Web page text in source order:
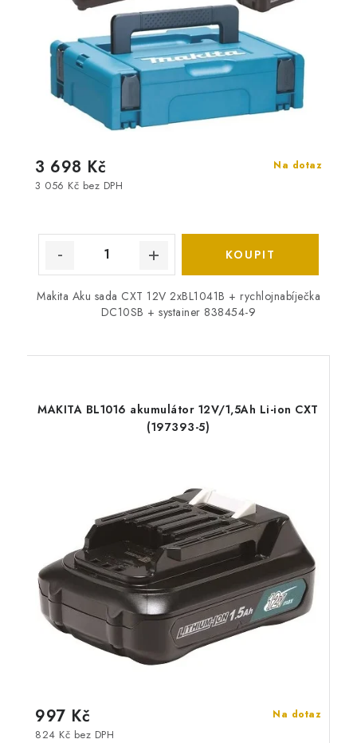
Na dotaz
3 056 Kč bez DPH
3 698 Kč
Makita Aku sada CXT 12V 2xBL1041B + rychlojnabíječka
DC10SB + systainer 838454-9
MAKITA BL1016 akumulátor 12V/1,5Ah Li-ion CXT
(197393-5)
Na dotaz
824 Kč bez DPH
997 Kč